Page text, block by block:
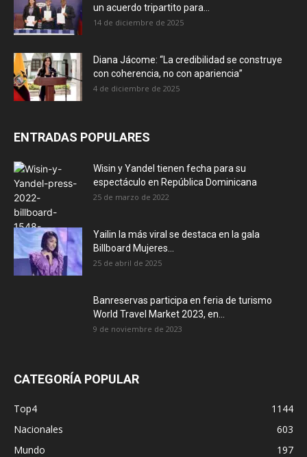
un acuerdo tripartito para...
14 de diciembre de 2025
Diana Jácome: “La credibilidad se construye
con coherencia, no con apariencia”
4 de diciembre de 2025
ENTRADAS POPULARES
Wisin y Yandel tienen fecha para su
espectáculo en República Dominicana
25 de marzo de 2022
Yailin la más viral se destaca en la gala
Billboard Mujeres...
25 de abril de 2025
Banreservas participa en feria de turismo
World Travel Market 2023, en...
9 de noviembre de 2023
CATEGORÍA POPULAR
Top4
1144
Nacionales
603
Mundo
197